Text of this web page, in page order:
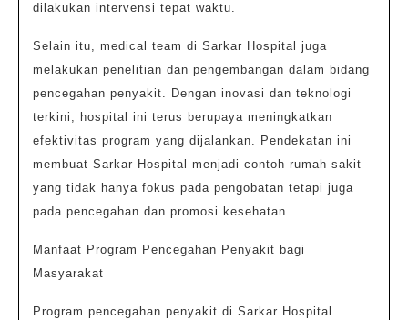
dilakukan intervensi tepat waktu.
Selain itu, medical team di Sarkar Hospital juga
melakukan penelitian dan pengembangan dalam bidang
pencegahan penyakit. Dengan inovasi dan teknologi
terkini, hospital ini terus berupaya meningkatkan
efektivitas program yang dijalankan. Pendekatan ini
membuat Sarkar Hospital menjadi contoh rumah sakit
yang tidak hanya fokus pada pengobatan tetapi juga
pada pencegahan dan promosi kesehatan.
Manfaat Program Pencegahan Penyakit bagi
Masyarakat
Program pencegahan penyakit di Sarkar Hospital